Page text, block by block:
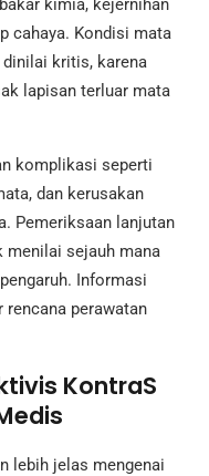
cahaya. Kondisi mata
kritis, karena
lapisan terluar mata
komplikasi seperti
dan kerusakan
Pemeriksaan lanjutan
menilai sejauh mana
Informasi
rencana perawatan
KontraS
lebih jelas mengenai